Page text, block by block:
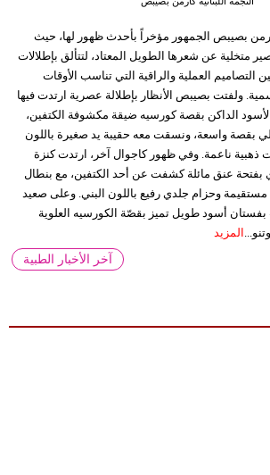
كارمن بصيبص الجمهور مؤخراً بأحدث ظهور لها، حيث
متخلية عن شعرها الطويل المعتاد، لتتألق بإطلالات
العملية والراقية التي تناسب الأوقات
ولفتت بصيبص الأنظار بإطلالة عصرية ارتدت فيها
الداكن بقصة كورسيه ضيقة مكشوفة الكتفين،
بقصة واسعة، ونسقت معه حقيبة يد صغيرة باللون
ذهبية ناعمة. وفي ظهور كاجوال آخر، ارتدت كنزة
بفتحة عنق مائلة كشفت عن أحد الكتفين، مع بنطال
وحزام جلدي رفيع باللون البني. وعلى صعيد
بفستان أسود طويل تميز بقصّة الكورسيه العلوية
المزيد
آخر الأخبار الطبية